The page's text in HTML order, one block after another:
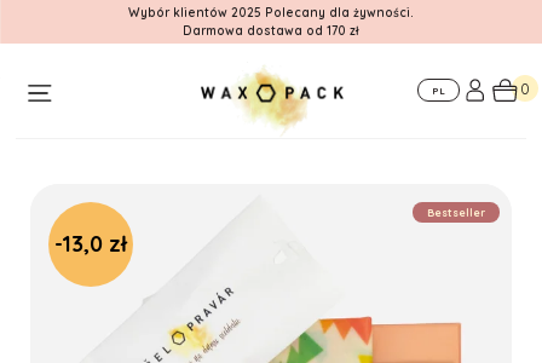
Wybór klientów 2025 Polecany dla żywności.
Darmowa dostawa od 170 zł
nas
znajdziesz
PL 0
-13,0 zł
Bestseller